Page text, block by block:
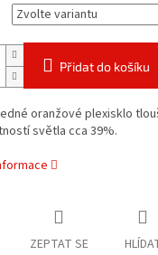
Přidat do košíku
oranžové plexisklo
světla cca 39%.
ZEPTAT SE